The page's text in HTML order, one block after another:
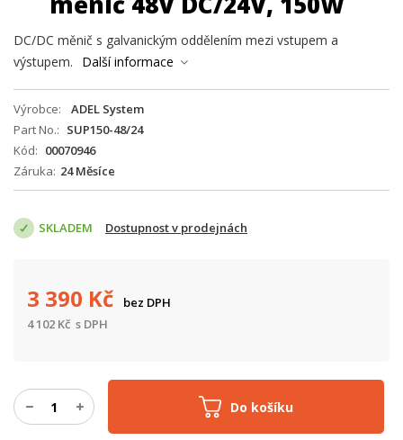
DC/DC měnič s galvanickým oddělením mezi vstupem a
výstupem.
Další informace
Výrobce
ADEL System
Part No.
SUP150-48/24
Kód
00070946
Záruka 24 Měsíce
SKLADEM Dostupnost v prodejnách
Do košíku
3 390 Kč
bez DPH
4 102 Kč s DPH